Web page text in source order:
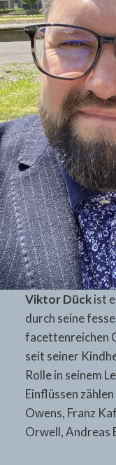
Viktor Dückist
durch seine
facettenreichen
seit seiner
Rolle in seinem
Einflüssen
Owens, Franz
Orwell, Andreas